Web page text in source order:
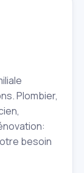
Plombier,
besoin